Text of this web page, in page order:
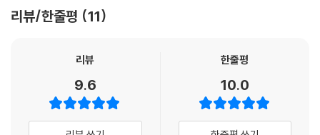
중에 자신을 다른 사람들에게 맞추고, 진심을 좀처럼 말하지 못한다는 것
함께 지내게 된다. 직장에서 자신의 목소리를 찾고, 연인과의 관계에서도
숨김 없이 이야기를 나눌 수 있는 “진정한 나”를 찾아가는 쓰구미의 여정
이 펼쳐진다.
리뷰/한줄평 11
리뷰
9.6
한줄평
10.0